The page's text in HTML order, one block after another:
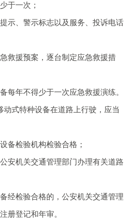
于一次；
、警示标志以及服务、投诉电话
援预案，逐台制定应急救援措
年不得少于一次应急救援演练。
特种设备在道路上行驶，应当
检验机构检验合格；
机关交通管理部门办理有关道路
检验合格的，公安机关交通管理
册登记和年审。